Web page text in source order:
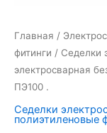
Главная /
фитинги / Седелки
электросварная
ПЭ100 .
Седелки
полиэтиленовые